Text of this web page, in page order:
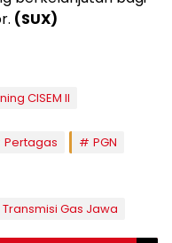
(SUX)
CISEM II
Pertagas
PGN
Transmisi Gas Jawa